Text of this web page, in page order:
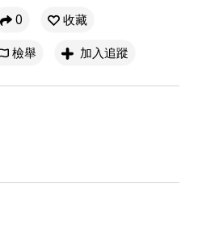
0
收藏
檢舉 加入追蹤